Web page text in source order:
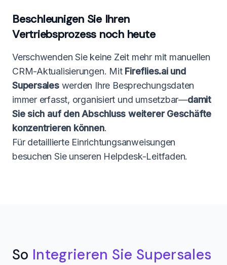
Beschleunigen Sie Ihren
Vertriebsprozess noch heute
Verschwenden Sie keine Zeit mehr mit manuellen
CRM-Aktualisierungen. Mit Fireflies.ai und
Supersaleswerden Ihre Besprechungsdaten
immer erfasst, organisiert und umsetzbar—damit
Sie sich auf den Abschluss weiterer Geschäfte
konzentrieren können.
Für detaillierte Einrichtungsanweisungen
besuchen Sie unseren Helpdesk-Leitfaden.
So Integrieren Sie Supersales